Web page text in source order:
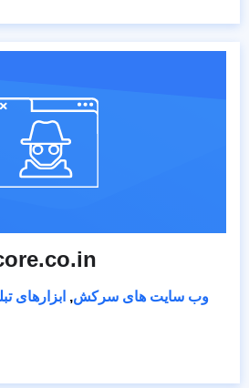
وب سایت های سرکش, ابزارهای